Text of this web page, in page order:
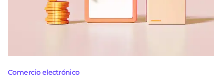
Comercio electrónico